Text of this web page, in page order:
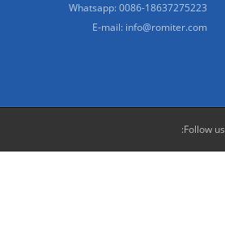
Whatsapp:0086-18637275223
E-mail: info@romiter.com
Follow us: